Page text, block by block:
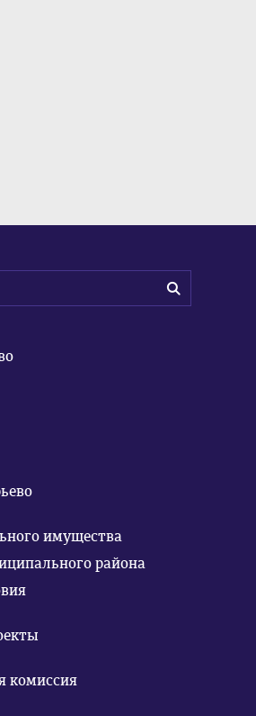
имущества
района
комиссия